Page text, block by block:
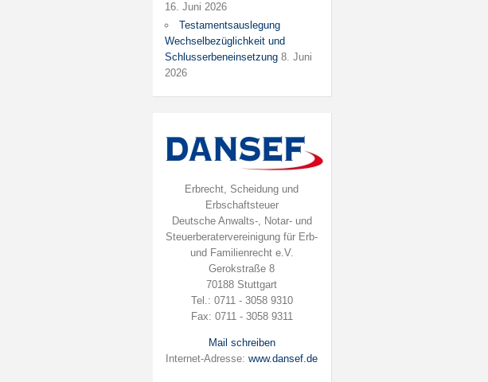
16. Juni 2026
Testamentsauslegung
Wechselbezüglichkeit und
Schlusserbeneinsetzung 8. Juni
2026
Erbrecht, Scheidung und
Erbschaftsteuer
Deutsche Anwalts-, Notar- und
Steuerberatervereinigung für Erb-
und Familienrecht e.V.
Gerokstraße 8
70188 Stuttgart
Tel.: 0711 - 3058 9310
Fax: 0711 - 3058 9311
Mail schreiben
Internet-Adresse:www.dansef.de